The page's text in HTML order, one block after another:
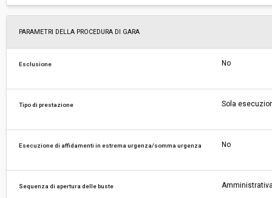
PARAMETRI DELLA PROCEDURA DI GARA
Esclusione No
Tipo di prestazione Sola
Esecuzione di affidamenti in estrema urgenza/somma urgenza No
Sequenza di apertura delle buste